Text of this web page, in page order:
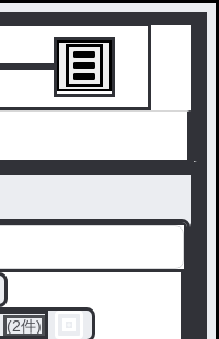
(2件)